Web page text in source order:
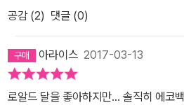
공감 (2) 댓글 (0)
아라이스 2017-03-13
로알드 달을 좋아하지만... 솔직히 에코